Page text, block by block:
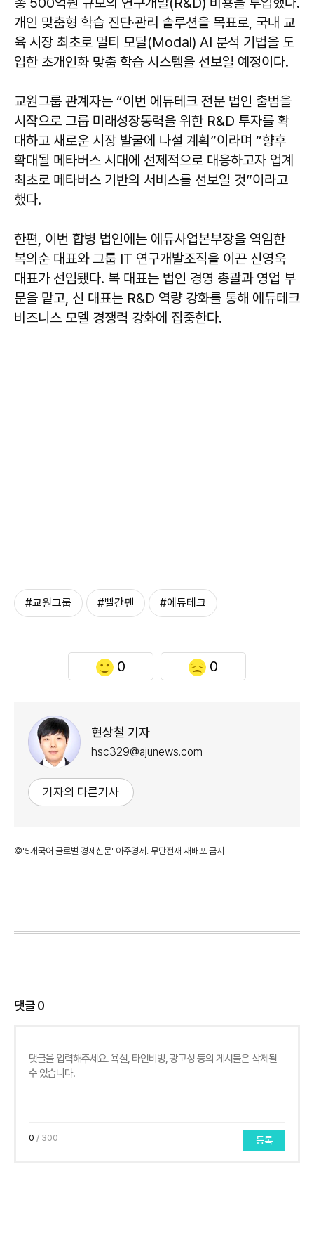
개인 맞춤형 학습 진단‧관리 솔루션을 목표로, 국내 교
육 시장 최초로 멀티 모달(Modal) AI 분석 기법을 도
입한 초개인화 맞춤 학습 시스템을 선보일 예정이다.
교원그룹 관계자는 “이번 에듀테크 전문 법인 출범을
시작으로 그룹 미래성장동력을 위한 R&D 투자를 확
대하고 새로운 시장 발굴에 나설 계획”이라며 “향후
확대될 메타버스 시대에 선제적으로 대응하고자 업계
최초로 메타버스 기반의 서비스를 선보일 것”이라고
했다.
한편, 이번 합병 법인에는 에듀사업본부장을 역임한
복의순 대표와 그룹 IT 연구개발조직을 이끈 신영욱
대표가 선임됐다. 복 대표는 법인 경영 총괄과 영업 부
문을 맡고, 신 대표는 R&D 역량 강화를 통해 에듀테크
비즈니스 모델 경쟁력 강화에 집중한다.
#교원그룹 #빨간펜 #에듀테크
0 0
현상철 기자
hsc329@ajunews.com
기자의 다른기사
©'5개국어 글로벌 경제신문' 아주경제. 무단전재·재배포 금지
댓글0
0 / 300 등록